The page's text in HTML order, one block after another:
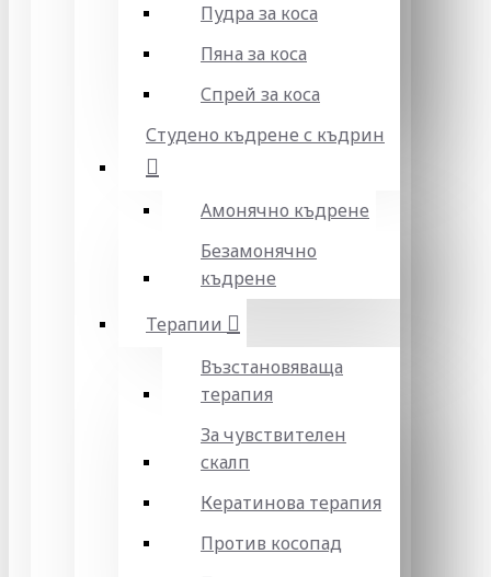
Пудра за коса
Пяна за коса
Спрей за коса
Студено къдрене с къдрин
Амонячно къдрене
Безамонячно
къдрене
Терапии
Възстановяваща
терапия
За чувствителен
скалп
Кератинова терапия
Против косопад